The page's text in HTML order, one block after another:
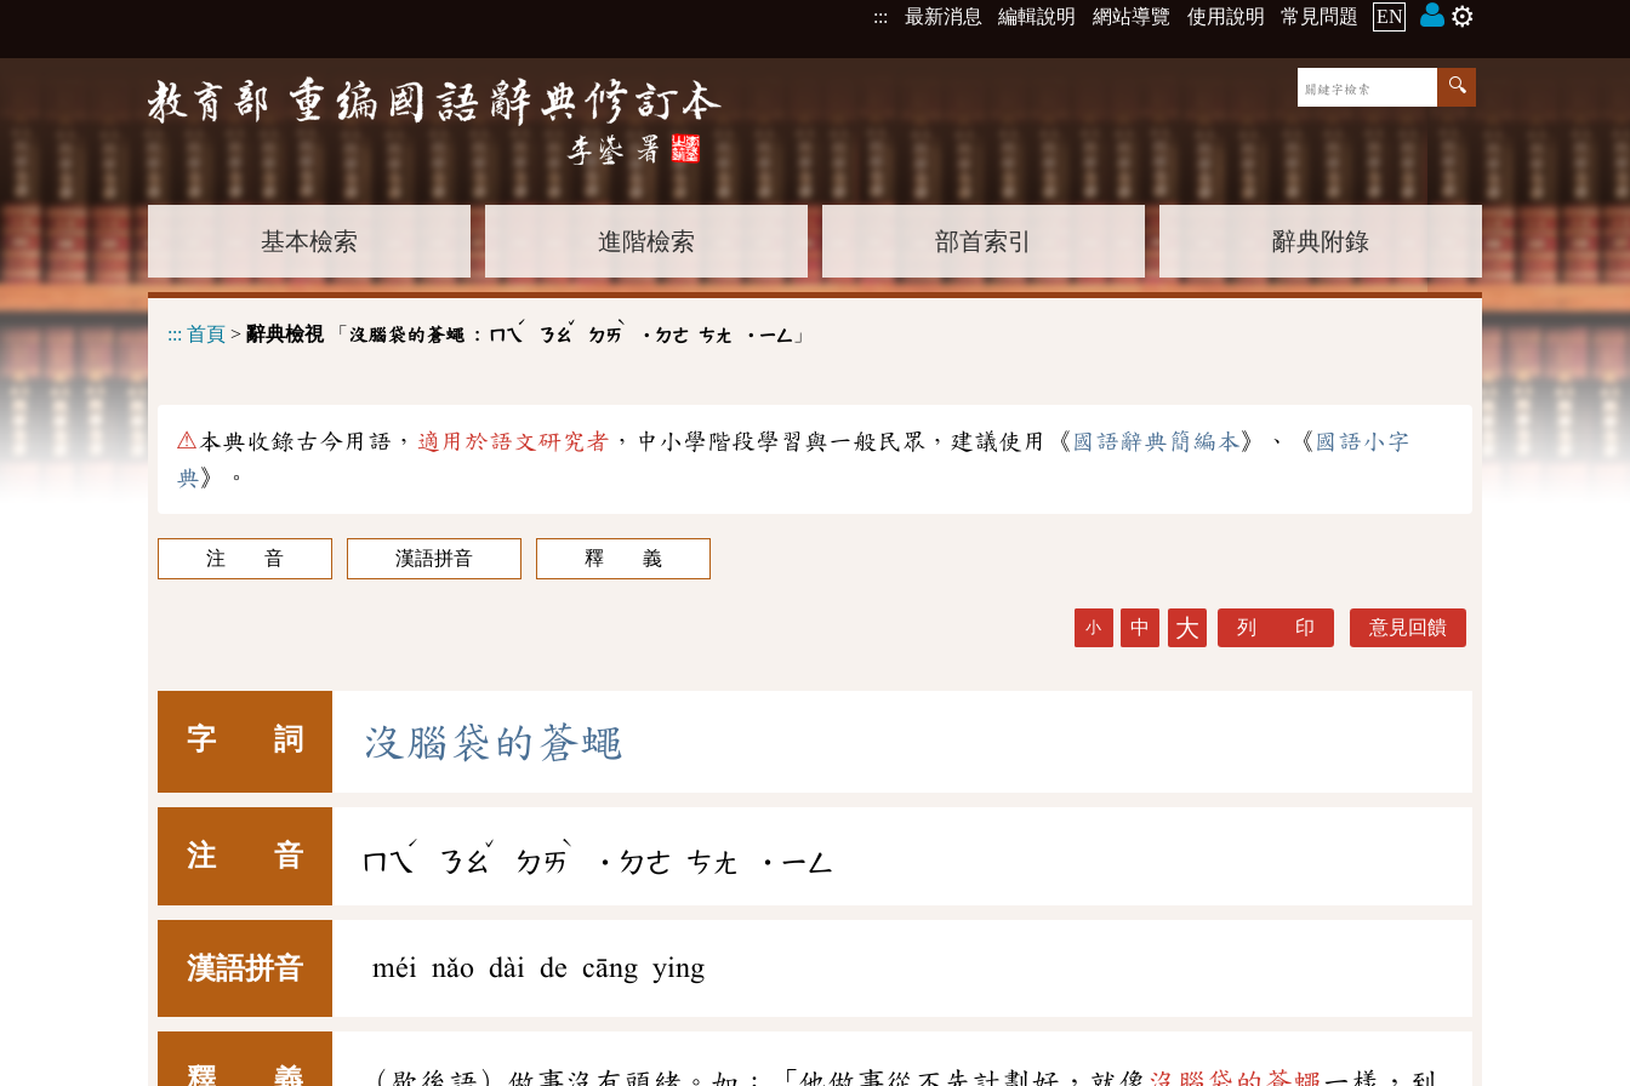
::: 最新消息 編輯說明 網站導覽 使用說明 常見問題 EN ⚙️
基本檢索 進階檢索 部首索引 辭典附錄
::: 首頁 > 辭典檢視「 沒腦袋的蒼蠅 : ㄇㄟ
ˊ
ㄋㄠ
ˇ
ㄉㄞ
ˋ
˙ㄉㄜ ㄘㄤ ˙ㄧㄥ 」
⚠本典收錄古今用語， 適用於語文研究者 ，中小學階段學習與一般民眾，建議使用《 國語辭典簡編本》、《 國語小字
典》。
注 音 漢語拼音 釋 義
小 中 大 列 印 意見回饋
字 詞 沒 腦袋的蒼蠅
注 音 ㄇㄟ
ˊ
ㄋㄠ
ˇ
ㄉㄞ
ˋ
˙ㄉㄜ ㄘㄤ ˙ㄧㄥ
漢語拼音 méi nǎo dài de cāng ying